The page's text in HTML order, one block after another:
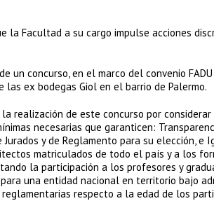
la Facultad a su cargo impulse acciones
un concurso, en el marco del convenio
ex bodegas Giol en el barrio de Palermo.
realización de este concurso por
necesarias que garanticen:
y de Reglamento para su elección, e
matriculados de todo el país y a los
la participación a los profesores y
una entidad nacional en territorio bajo
respecto a la edad de los